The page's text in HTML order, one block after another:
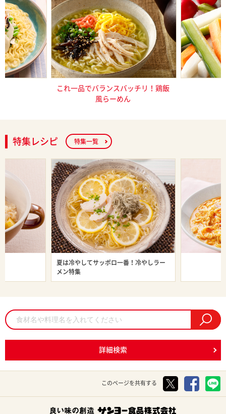
これ一品でバランスバッチリ！鶏飯
風らーめん
特集レシピ 特集一覧
夏は冷やしてサッポロ一番！冷やしラー
メン特集
詳細検索
このページを共有する